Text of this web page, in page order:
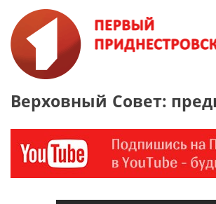
Верховный Совет: